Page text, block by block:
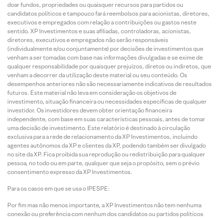
doar fundos, propriedades ou quaisquer recursos para partidos ou
candidatos políticos e tampouco fará reembolsos para acionistas, diretores,
executivos e empregados com relação a contribuições ou gastos neste
sentido. XP Investimentos e suas afiliadas, controladoras, acionistas,
diretores, executivos e empregados não serão responsáveis
(individualmente e/ou conjuntamente) por decisões de investimentos que
venham a ser tomadas com base nas informações divulgadas e se exime de
qualquer responsabilidade por quaisquer prejuízos, diretos ou indiretos, que
venham a decorrer da utilização deste material ou seu conteúdo. Os
desempenhos anteriores não são necessariamente indicativos de resultados
futuros. Este material não leva em consideração os objetivos de
investimento, situação financeira ou necessidades específicas de qualquer
investidor. Os investidores devem obter orientação financeira
independente, com base em suas características pessoais, antes de tomar
uma decisão de investimento. Este relatório é destinado à circulação
exclusiva para a rede de relacionamento da XP Investimentos, incluindo
agentes autônomos da XP e clientes da XP, podendo também ser divulgado
no site da XP. Fica proibida sua reprodução ou redistribuição para qualquer
pessoa, no todo ou em parte, qualquer que seja o propósito, sem o prévio
consentimento expresso da XP Investimentos.
Para os casos em que se usa o IPESPE:
Por fim mas não menos importante, a XP Investimentos não tem nenhuma
conexão ou preferência com nenhum dos candidatos ou partidos políticos